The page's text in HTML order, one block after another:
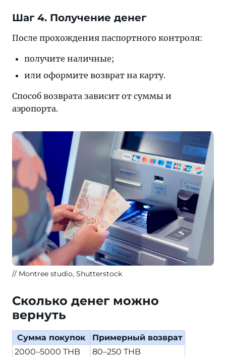
Шаг 4. Получение денег
После прохождения паспортного контроля:
получите наличные;
или оформите возврат на карту.
Способ возврата зависит от суммы и
аэропорта.
Montree studio, Shutterstock
Сколько денег можно
вернуть
Сумма покупок
Примерный возврат
2000–5000 THB
80–250 THB